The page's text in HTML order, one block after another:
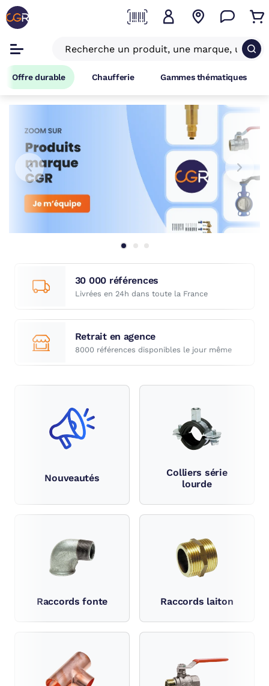
Offre durable Chaufferie Gammes thématiques
30 000 références
Livrées en 24h dans toute la France
Retrait en agence
8000 références disponibles le jour même
Nouveautés
Colliers série
lourde
Raccords fonte Raccords laiton